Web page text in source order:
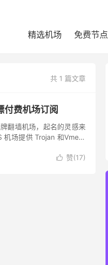
精选机场 免费节点
共 1 篇文章
付费机场订阅
翻墙机场，起名的灵感来
场提供 Trojan 和Vmess
 赞(17)